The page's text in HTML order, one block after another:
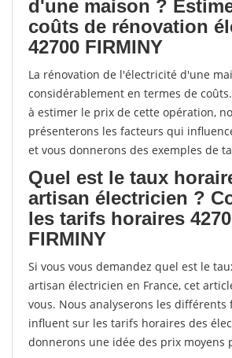
d'une maison ?
coûts de rénovation
42700 FIRMINY
La rénovation de l'électricité d'une
considérablement en termes de
à estimer le prix de cette opération,
présenterons les facteurs qui
et vous donnerons des exemples de
Quel est le taux
artisan électricien ?
les tarifs horaires
FIRMINY
Si vous vous demandez quel est le
artisan électricien en France, cet
vous. Nous analyserons les différents
influent sur les tarifs horaires des
donnerons une idée des prix moyens